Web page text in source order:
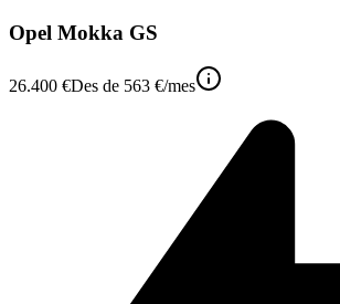
Opel Mokka GS
26.400 €Des de 563 €/mes